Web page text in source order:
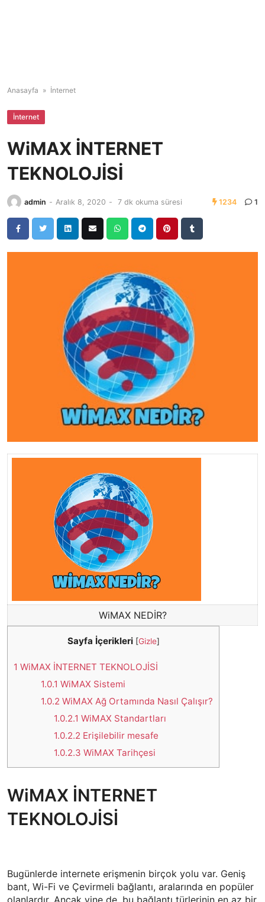
Anasayfa » İnternet
İnternet
WiMAX İNTERNET
TEKNOLOJİSİ
admin - Aralık 8, 2020 - 7 dk okuma süresi 1234 1
WiMAX NEDİR?
Sayfa İçerikleri [Gizle]
1 WiMAX İNTERNET TEKNOLOJİSİ
1.0.1 WiMAX Sistemi
1.0.2 WiMAX Ağ Ortamında Nasıl Çalışır?
1.0.2.1 WiMAX Standartları
1.0.2.2 Erişilebilir mesafe
1.0.2.3 WiMAX Tarihçesi
WiMAX İNTERNET
TEKNOLOJİSİ
Bugünlerde internete erişmenin birçok yolu var. Geniş
bant, Wi-Fi ve Çevirmeli bağlantı, aralarında en popüler
olanlardır. Ancak yine de, bu bağlantı türlerinin en az bir